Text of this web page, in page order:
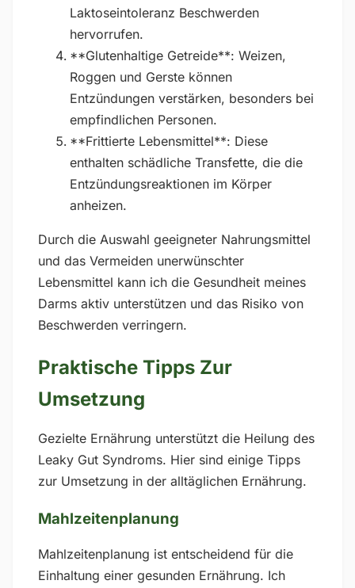
Laktoseintoleranz Beschwerden
hervorrufen.
**Glutenhaltige Getreide**: Weizen,
Roggen und Gerste können
Entzündungen verstärken, besonders bei
empfindlichen Personen.
**Frittierte Lebensmittel**: Diese
enthalten schädliche Transfette, die die
Entzündungsreaktionen im Körper
anheizen.
Durch die Auswahl geeigneter Nahrungsmittel
und das Vermeiden unerwünschter
Lebensmittel kann ich die Gesundheit meines
Darms aktiv unterstützen und das Risiko von
Beschwerden verringern.
Praktische Tipps Zur
Umsetzung
Gezielte Ernährung unterstützt die Heilung des
Leaky Gut Syndroms. Hier sind einige Tipps
zur Umsetzung in der alltäglichen Ernährung.
Mahlzeitenplanung
Mahlzeitenplanung ist entscheidend für die
Einhaltung einer gesunden Ernährung. Ich